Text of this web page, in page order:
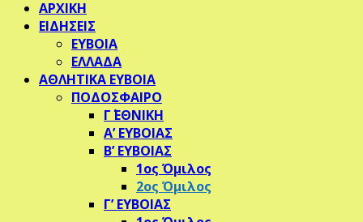
ΑΡΧΙΚΗ
ΕΙΔΗΣΕΙΣ
ΕΥΒΟΙΑ
ΕΛΛΑΔΑ
ΑΘΛΗΤΙΚΑ ΕΥΒΟΙΑ
ΠΟΔΟΣΦΑΙΡΟ
Γ΄ ΕΘΝΙΚΗ
Α’ ΕΥΒΟΙΑΣ
Β’ ΕΥΒΟΙΑΣ
1ος Όμιλος
2ος Όμιλος
Γ’ ΕΥΒΟΙΑΣ